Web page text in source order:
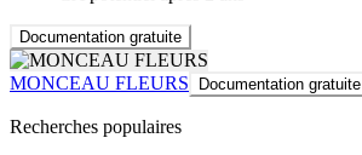
Documentation gratuite
MONCEAU FLEURS Documentation gratuite
Recherches populaires